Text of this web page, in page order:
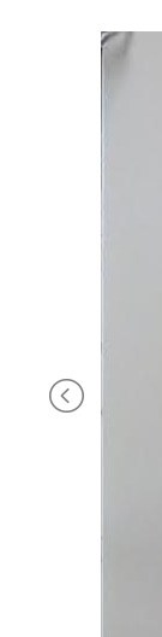
PIGIAMERIA